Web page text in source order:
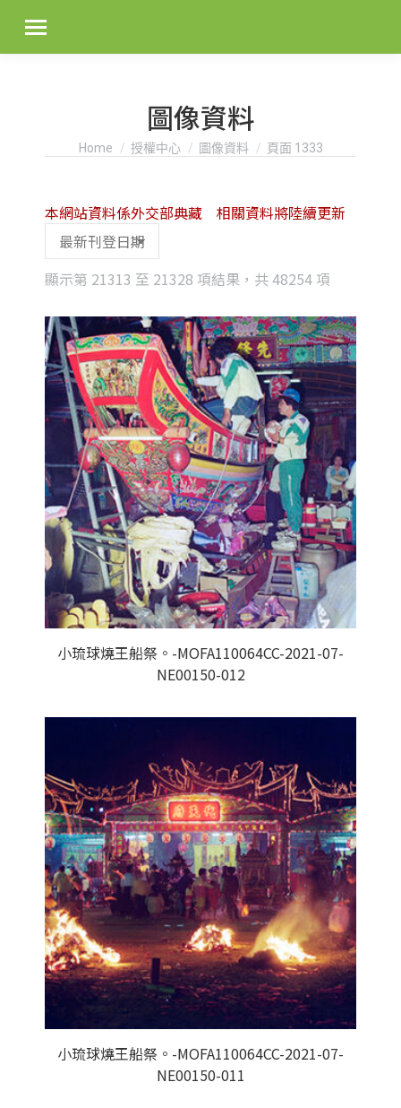
圖像資料
You are here:
Home 授權中心 圖像資料 頁面 1333
顯示第 21313 至 21328 項結果，共 48254 項
latest
本網站資料係外交部典藏 相關資料將陸續更新
小琉球燒王船祭。-MOFA110064CC-2021-07-
NE00150-012
小琉球燒王船祭。-MOFA110064CC-2021-07-
NE00150-011